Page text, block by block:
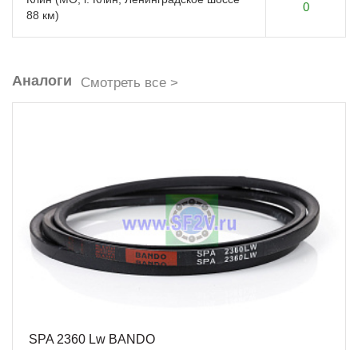
88 км)
0
Аналоги Смотреть все >
SPA 2360 Lw BANDO